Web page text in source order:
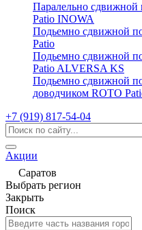
Паралельно
Patio INOWA
Подьемно сдвижной
Patio
Подьемно сдвижной
Patio ALVERSA KS
Подьемно сдвижной
доводчиком ROTO
+7 (919) 817-54-04
Акции
Саратов
Выбрать регион
Закрыть
Поиск